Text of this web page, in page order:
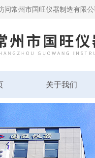
问常州市国旺仪器制造有限公
关于我们